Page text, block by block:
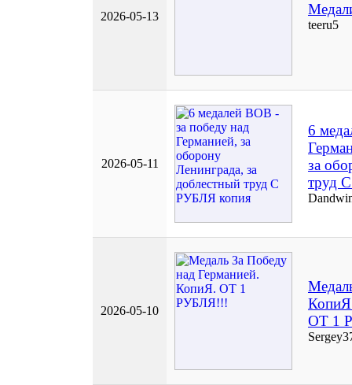
2026-05-13
teeru5
2026-05-11
6
за
труд
2026-05-10
ОТ 1